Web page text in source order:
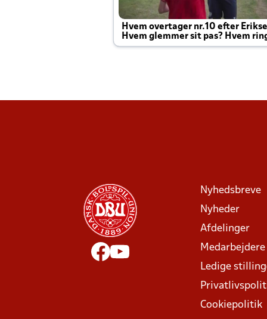
Hvem overtager nr.10 efter
Hvem glemmer sit pas? Hvem
Joachim altid til efter kampe?
Nyhedsbreve
Nyheder
Afdelinger
Medarbejdere
Ledige
Cookiepolitik